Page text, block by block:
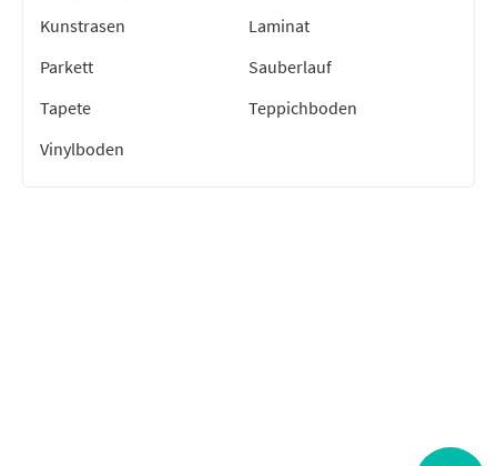
Kunstrasen
Laminat
Parkett
Sauberlauf
Tapete
Teppichboden
Vinylboden